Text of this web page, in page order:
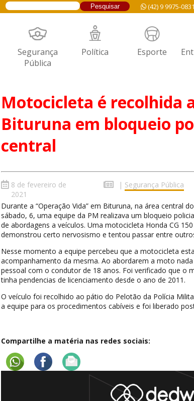
(42) 9 9975-0831
Segurança
Pública
Política Esporte
Motocicleta é recolhida
Bituruna em bloqueio
central
8 de fevereiro de
2021
| Segurança Pública
Durante a “Operação Vida” em Bituruna, na área central
sábado, 6, uma equipe da PM realizava um bloqueio
de abordagens a veículos. Uma motocicleta Honda CG
demonstrou certo nervosismo e tentou passar entre
Nesse momento a equipe percebeu que a motocicleta
acompanhamento da mesma. Ao abordarem a moto
pessoal com o condutor de 18 anos. Foi verificado que o
tinha pendencias de licenciamento desde o ano de 2011.
O veículo foi recolhido ao pátio do Pelotão da Polícia
a equipe para os procedimentos cabíveis e foi liberado
Compartilhe a matéria nas redes sociais: